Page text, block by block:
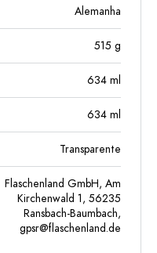
Alemanha
515 g
634 ml
634 ml
Transparente
Flaschenland GmbH, Am
Kirchenwald 1, 56235
Ransbach-Baumbach,
gpsr@flaschenland.de